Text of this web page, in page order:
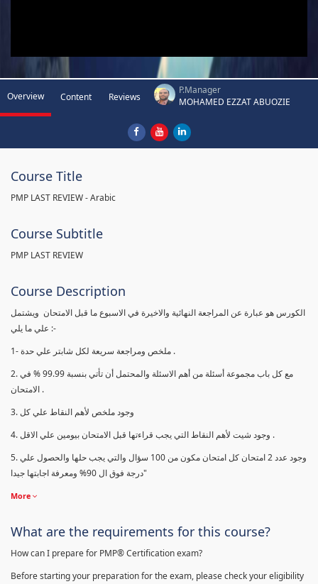
Overview Content Reviews
P.Manager
MOHAMED EZZAT ABUOZIE
Course Title
PMP LAST REVIEW - Arabic
Course Subtitle
PMP LAST REVIEW
Course Description
الكورس هو عبارة عن المراجعة النهائية والاخيرة في الاسبوع ما قبل الامتحان ويشتمل
علي ما يلي :-
1- ملخص ومراجعة سريعة لكل شابتر علي حدة .
2. مع كل باب مجموعة أسئلة من أهم الاسئلة والمحتمل أن تأتي بنسبة 99.99 % في
الامتحان .
3. وجود ملخص لأهم النقاط علي كل
4. وجود شيت لأهم النقاط التي يجب قراءتها قبل الامتحان بيومين علي الاقل .
5. وجود عدد 2 امتحان كل امتحان مكون من 100 سؤال والتي يجب حلها والحصول علي
درجة فوق ال 90% ومعرفة اجابتها جيدا"
More
What are the requirements for this course?
How can I prepare for PMP® Certification exam?
Before starting your preparation for the exam, please check your eligibility